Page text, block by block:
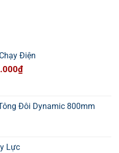
Điện
₫Giá
là:
2.700.000₫.
Đôi Dynamic 800mm
Lực